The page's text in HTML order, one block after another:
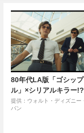
80年代LA版「ゴシッ
ル」×シリアルキラー!?
提供：ウォルト・ディズニー
パン